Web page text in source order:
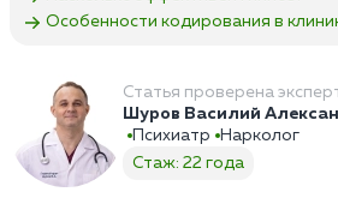
Особенности кодирования в
Статья проверена
Шуров Василий
Психиатр
Нарколог
Стаж: 22 года